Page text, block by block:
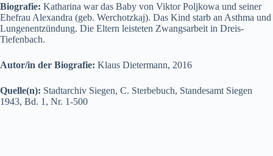
Biografie: Katharina war das Baby von Viktor Poljkowa und seiner
Ehefrau Alexandra (geb. Werchotzkaj). Das Kind starb an Asthma und
Lungenentzündung. Die Eltern leisteten Zwangsarbeit in Dreis-
Tiefenbach.
Autor/in der Biografie: Klaus Dietermann, 2016
Quelle(n): Stadtarchiv Siegen, C. Sterbebuch, Standesamt Siegen
1943, Bd. 1, Nr. 1-500